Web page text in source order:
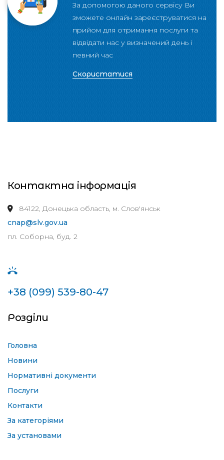
За допомогою даного сервісу Ви
зможете онлайн зареєструватися на
прийом для отримання послуги та
відвідати нас у визначений день і
певний час
Скористатися
Контактна інформація
84122, Донецька область, м. Слов'янськ
cnap@slv.gov.ua
пл. Соборна, буд. 2
+38 (099) 539-80-47
Розділи
Головна
Новини
Нормативні документи
Послуги
Контакти
За категоріями
За установами